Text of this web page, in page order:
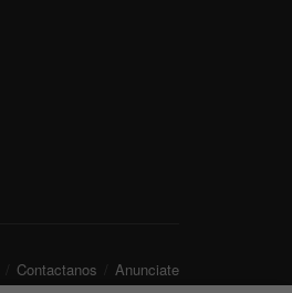
Contactanos Anunciate